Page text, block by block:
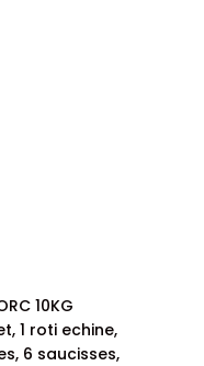
10KG
1 roti echine,
6 saucisses,